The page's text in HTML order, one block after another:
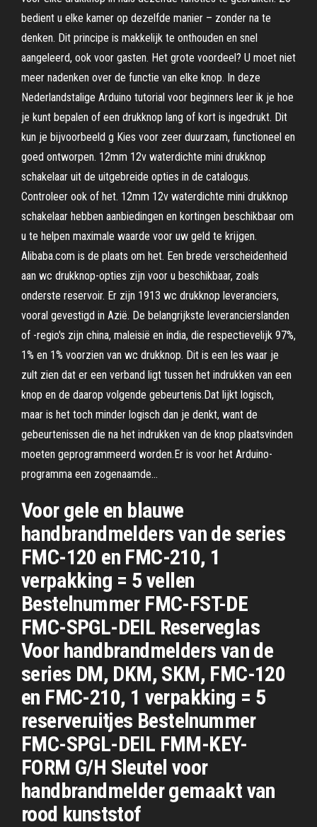
bedient u elke kamer op dezelfde manier – zonder na te
denken. Dit principe is makkelijk te onthouden en snel
aangeleerd, ook voor gasten. Het grote voordeel? U moet niet
meer nadenken over de functie van elke knop. In deze
Nederlandstalige Arduino tutorial voor beginners leer ik je hoe
je kunt bepalen of een drukknop lang of kort is ingedrukt. Dit
kun je bijvoorbeeld g Kies voor zeer duurzaam, functioneel en
goed ontworpen. 12mm 12v waterdichte mini drukknop
schakelaar uit de uitgebreide opties in de catalogus.
Controleer ook of het. 12mm 12v waterdichte mini drukknop
schakelaar hebben aanbiedingen en kortingen beschikbaar om
u te helpen maximale waarde voor uw geld te krijgen.
Alibaba.com is de plaats om het. Een brede verscheidenheid
aan wc drukknop-opties zijn voor u beschikbaar, zoals
onderste reservoir. Er zijn 1913 wc drukknop leveranciers,
vooral gevestigd in Azië. De belangrijkste leverancierslanden
of -regio's zijn china, maleisië en india, die respectievelijk 97%,
1% en 1% voorzien van wc drukknop. Dit is een les waar je
zult zien dat er een verband ligt tussen het indrukken van een
knop en de daarop volgende gebeurtenis.Dat lijkt logisch,
maar is het toch minder logisch dan je denkt, want de
gebeurtenissen die na het indrukken van de knop plaatsvinden
moeten geprogrammeerd worden.Er is voor het Arduino-
programma een zogenaamde…
Voor gele en blauwe
handbrandmelders van de series
FMC-120 en FMC-210, 1
verpakking = 5 vellen
Bestelnummer FMC-FST-DE
FMC-SPGL-DEIL Reserveglas
Voor handbrandmelders van de
series DM, DKM, SKM, FMC-120
en FMC-210, 1 verpakking = 5
reserveruitjes Bestelnummer
FMC-SPGL-DEIL FMM-KEY-
FORM G/H Sleutel voor
handbrandmelder gemaakt van
rood kunststof